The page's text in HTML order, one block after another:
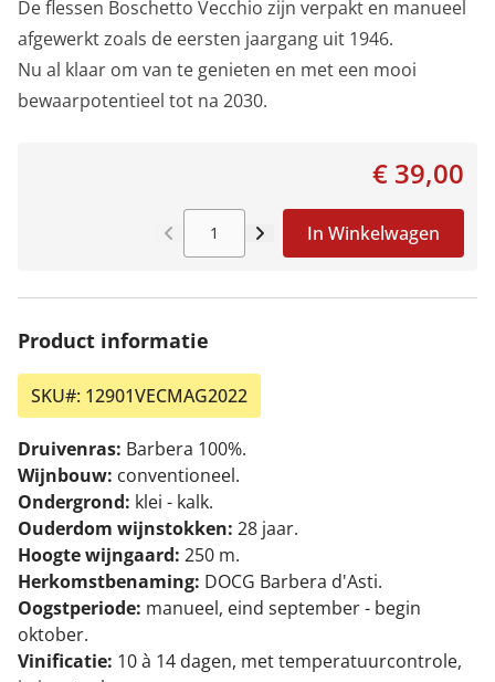
De flessen Boschetto Vecchio zijn verpakt en manueel
afgewerkt zoals de eersten jaargang uit 1946.
Nu al klaar om van te genieten en met een mooi
bewaarpotentieel tot na 2030.
€ 39,00
Aantal In Winkelwagen
Product informatie
SKU#: 12901VECMAG2022
Druivenras: Barbera 100%.
Wijnbouw: conventioneel.
Ondergrond: klei - kalk.
Ouderdom wijnstokken: 28 jaar.
Hoogte wijngaard: 250 m.
Herkomstbenaming: DOCG Barbera d'Asti.
Oogstperiode: manueel, eind september - begin
oktober.
Vinificatie: 10 à 14 dagen, met temperatuurcontrole,